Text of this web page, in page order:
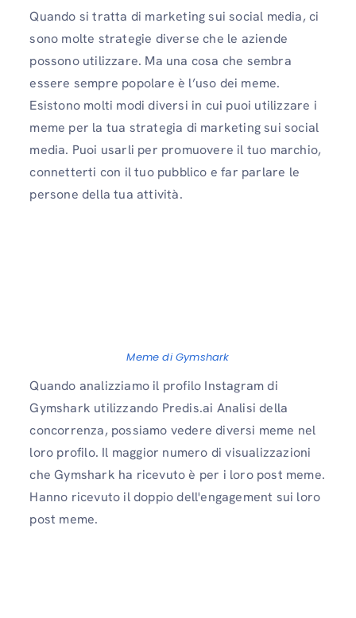
Quando si tratta di marketing sui social media, ci
sono molte strategie diverse che le aziende
possono utilizzare. Ma una cosa che sembra
essere sempre popolare è l’uso dei meme.
Esistono molti modi diversi in cui puoi utilizzare i
meme per la tua strategia di marketing sui social
media. Puoi usarli per promuovere il tuo marchio,
connetterti con il tuo pubblico e far parlare le
persone della tua attività.
Meme di Gymshark
Quando analizziamo il profilo Instagram di
Gymshark utilizzando Predis.ai Analisi della
concorrenza, possiamo vedere diversi meme nel
loro profilo. Il maggior numero di visualizzazioni
che Gymshark ha ricevuto è per i loro post meme.
Hanno ricevuto il doppio dell'engagement sui loro
post meme.